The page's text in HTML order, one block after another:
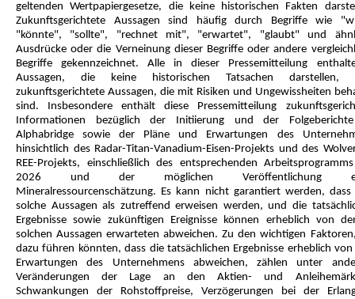
geltenden Wertpapiergesetze, die keine historischen Fakten
Zukunftsgerichtete Aussagen sind häufig durch Begriffe wie
"könnte", "sollte", "rechnet mit", "erwartet", "glaubt" und
Ausdrücke oder die Verneinung dieser Begriffe oder andere
Begriffe gekennzeichnet. Alle in dieser Pressemitteilung
Aussagen, die keine historischen Tatsachen darstellen,
zukunftsgerichtete Aussagen, die mit Risiken und Ungewissheiten
sind. Insbesondere enthält diese Pressemitteilung
Informationen bezüglich der Initiierung und der
Alphabridge sowie der Pläne und Erwartungen des
hinsichtlich des Radar-Titan-Vanadium-Eisen-Projekts und des
REE-Projekts, einschließlich des entsprechenden
2026 und der möglichen Veröffentlichung
Mineralressourcenschätzung. Es kann nicht garantiert werden, dass
solche Aussagen als zutreffend erweisen werden, und die
Ergebnisse sowie zukünftigen Ereignisse können erheblich von
solchen Aussagen erwarteten abweichen. Zu den wichtigen
dazu führen könnten, dass die tatsächlichen Ergebnisse erheblich
Erwartungen des Unternehmens abweichen, zählen unter
Veränderungen der Lage an den Aktien- und
Schwankungen der Rohstoffpreise, Verzögerungen bei der